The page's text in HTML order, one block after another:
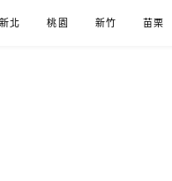
新北 桃園 新竹 苗栗